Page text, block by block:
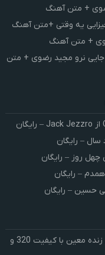
+ متن آهنگ
یه وقتی +متن آهنگ
+ متن آهنگ
نرو مجید رضوی + متن
– رایگان
روز – رایگان
– رایگان
حسین – رایگان
کنسرت صوتی معین لایو | آرشیو کامل اجرای زنده معین با کیفیت 320 و